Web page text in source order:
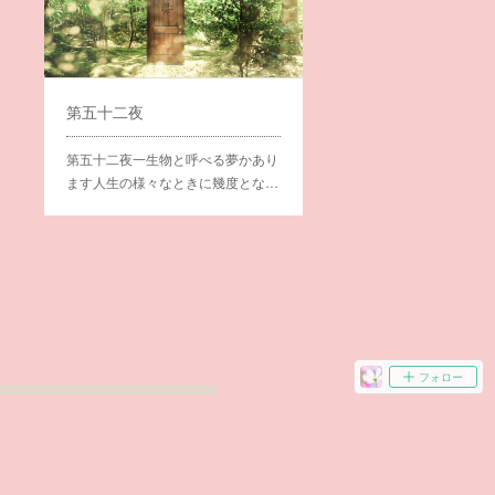
第五十二夜
第五十二夜一生物と呼べる夢かあり
ます人生の様々なときに幾度とな…
フォロー